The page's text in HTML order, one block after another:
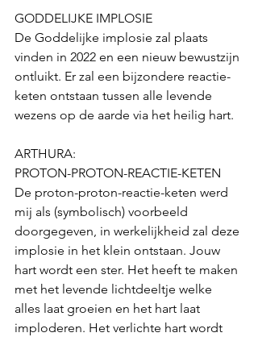
GODDELIJKE IMPLOSIE
De Goddelijke implosie zal plaats
vinden in 2022 en een nieuw bewustzijn
ontluikt. Er zal een bijzondere reactie-
keten ontstaan tussen alle levende
wezens op de aarde via het heilig hart.
ARTHURA:
PROTON-PROTON-REACTIE-KETEN
De proton-proton-reactie-keten werd
mij als (symbolisch) voorbeeld
doorgegeven, in werkelijkheid zal deze
implosie in het klein ontstaan. Jouw
hart wordt een ster. Het heeft te maken
met het levende lichtdeeltje welke
alles laat groeien en het hart laat
imploderen. Het verlichte hart wordt